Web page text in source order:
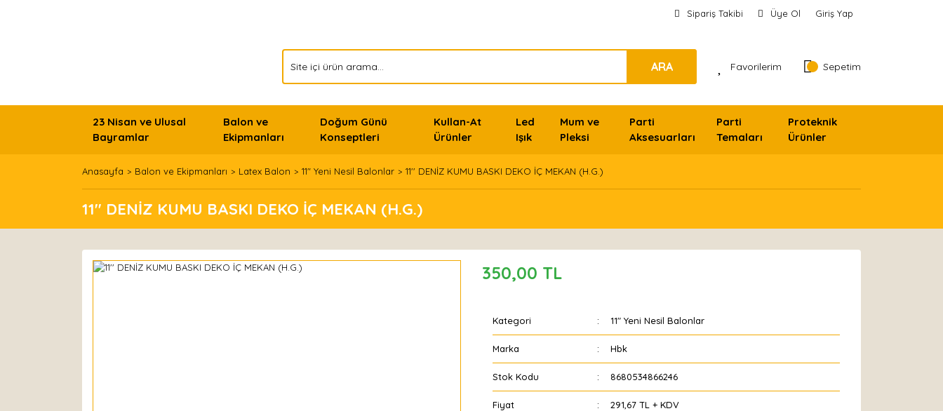
Sipariş Takibi Üye Ol Giriş Yap
ARA Favorilerim Sepetim
23 Nisan ve Ulusal
Bayramlar
Balon ve
Ekipmanları
Doğum Günü
Konseptleri
Kullan-At
Ürünler
Led
Işık
Mum ve
Pleksi
Parti
Aksesuarları
Parti
Temaları
Proteknik
Ürünler
Anasayfa Balon ve Ekipmanları Latex Balon 11" Yeni Nesil Balonlar 11'' DENİZ KUMU BASKI DEKO İÇ MEKAN (H.G.)
11'' DENİZ KUMU BASKI DEKO İÇ MEKAN (H.G.)
350,00 TL
Kategori 11" Yeni Nesil Balonlar
Marka Hbk
Stok Kodu 8680534866246
Fiyat 291,67 TL + KDV